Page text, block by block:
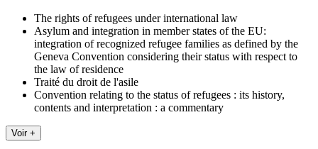
The rights of refugees under international law
Asylum and integration in member states of the EU:
integration of recognized refugee families as defined by the
Geneva Convention considering their status with respect to
the law of residence
Traité du droit de l'asile
Convention relating to the status of refugees : its history,
contents and interpretation : a commentary